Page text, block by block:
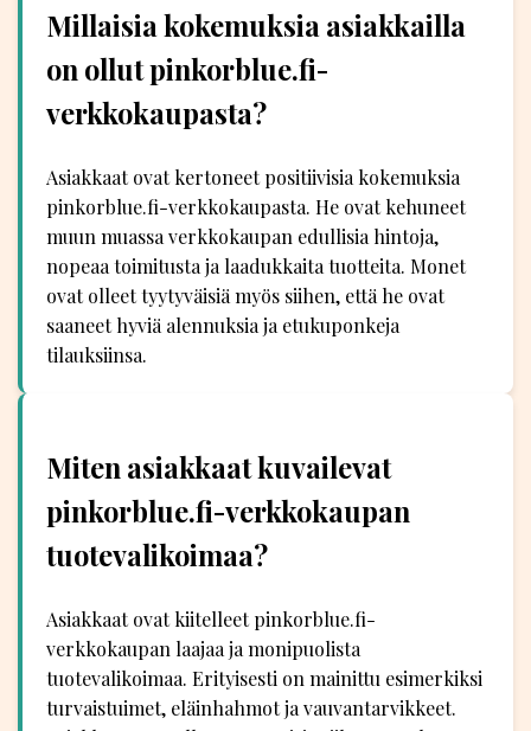
Millaisia kokemuksia asiakkailla
on ollut pinkorblue.fi-
verkkokaupasta?
Asiakkaat ovat kertoneet positiivisia kokemuksia
pinkorblue.fi-verkkokaupasta. He ovat kehuneet
muun muassa verkkokaupan edullisia hintoja,
nopeaa toimitusta ja laadukkaita tuotteita. Monet
ovat olleet tyytyväisiä myös siihen, että he ovat
saaneet hyviä alennuksia ja etukuponkeja
tilauksiinsa.
Miten asiakkaat kuvailevat
pinkorblue.fi-verkkokaupan
tuotevalikoimaa?
Asiakkaat ovat kiitelleet pinkorblue.fi-
verkkokaupan laajaa ja monipuolista
tuotevalikoimaa. Erityisesti on mainittu esimerkiksi
turvaistuimet, eläinhahmot ja vauvantarvikkeet.